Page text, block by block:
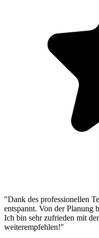
"Dank des professionellen
entspannt. Von der Planung
Ich bin sehr zufrieden mit
weiterempfehlen!"